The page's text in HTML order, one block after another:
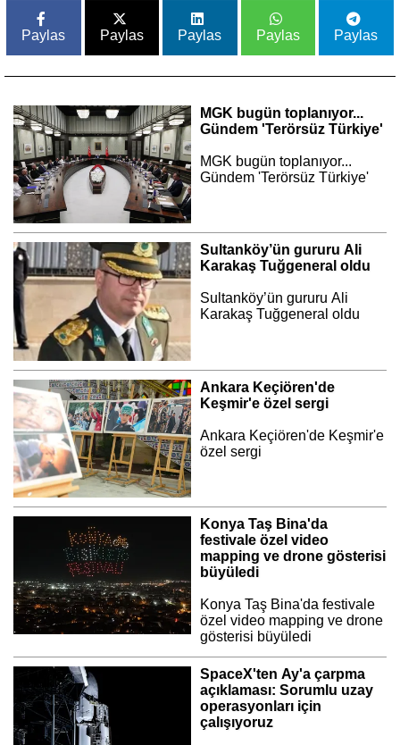
Paylas Paylas Paylas Paylas Paylas
MGK bugün toplanıyor...
Gündem 'Terörsüz Türkiye'
MGK bugün toplanıyor...
Gündem 'Terörsüz Türkiye'
Sultanköy’ün gururu Ali
Karakaş Tuğgeneral oldu
Sultanköy’ün gururu Ali
Karakaş Tuğgeneral oldu
Ankara Keçiören'de
Keşmir'e özel sergi
Ankara Keçiören'de Keşmir'e
özel sergi
Konya Taş Bina'da
festivale özel video
mapping ve drone gösterisi
büyüledi
Konya Taş Bina'da festivale
özel video mapping ve drone
gösterisi büyüledi
SpaceX'ten Ay'a çarpma
açıklaması: Sorumlu uzay
operasyonları için
çalışıyoruz